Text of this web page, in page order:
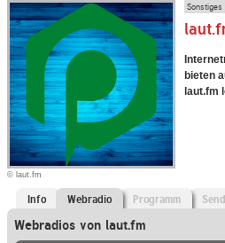
© laut.fm
Sonstiges
bieten
laut.fm
Info Webradio Programm
Webradios von laut.fm